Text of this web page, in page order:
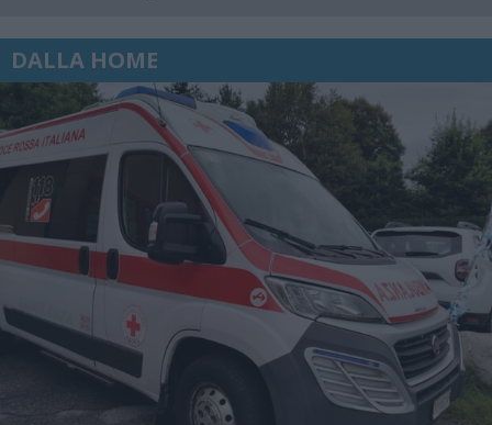
DALLA HOME